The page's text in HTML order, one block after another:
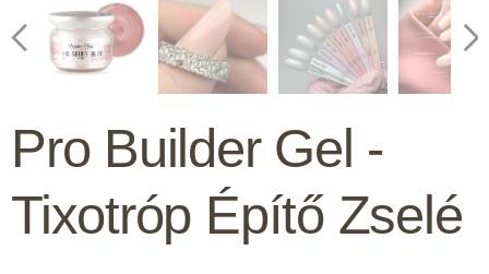
Pro Builder Gel -
Tixotróp Építő Zselé